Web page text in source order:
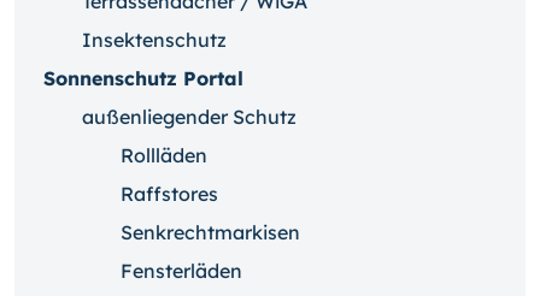
Insektenschutz
Sonnenschutz Portal
außenliegender Schutz
Rollläden
Raffstores
Senkrechtmarkisen
Fensterläden